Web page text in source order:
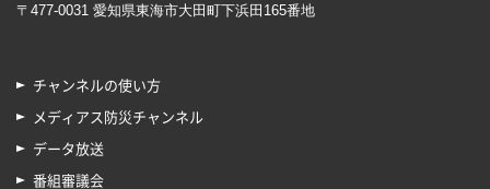
〒477-0031 愛知県東海市大田町下浜田165番地
チャンネルの使い方
メディアス防災チャンネル
データ放送
番組審議会